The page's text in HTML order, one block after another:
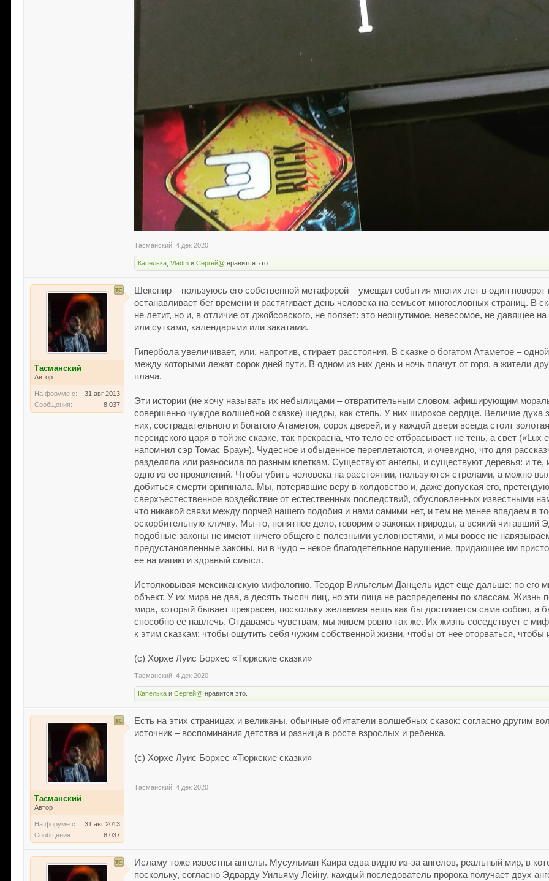
Тасманский 4 дек 2020
Капелька ,Vladm иСергей@ нравится это.
Тасманский
Автор
На форуме с:
31 авг 2013
Сообщения:
8.037
Шекспир – пользуюсь его собственной метафорой – умещал события многих лет в один
останавливает бег времени и растягивает день человека на семьсот многословных страниц. В
не летит, но и, в отличие от джойсовского, не ползет: это неощутимое, невесомое, не давящее
или сутками, календарями или закатами.
Гипербола увеличивает, или, напротив, стирает расстояния. В сказке о богатом Атаметое –
между которыми лежат сорок дней пути. В одном из них день и ночь плачут от горя, а жители
плача.
Эти истории (не хочу называть их небылицами – отвратительным словом, афиширующим
совершенно чуждое волшебной сказке) щедры, как степь. У них широкое сердце. Величие духа
них, сострадательного и богатого Атаметоя, сорок дверей, и у каждой двери всегда стоит
персидского царя в той же сказке, так прекрасна, что тело ее отбрасывает не тень, а свет
напомнил сэр Томас Браун). Чудесное и обыденное переплетаются, и очевидно, что для
разделяла или разносила по разным клеткам. Существуют ангелы, и существуют деревья: и те,
одно из ее проявлений. Чтобы убить человека на расстоянии, пользуются стрелами, а можно
добиться смерти оригинала. Мы, потерявшие веру в колдовство и, даже допуская его,
сверхъестественное воздействие от естественных последствий, обусловленных известными
что никакой связи между порчей нашего подобия и нами самими нет, и тем не менее впадаем в
оскорбительную кличку. Мы-то, понятное дело, говорим о законах природы, а всякий читавший
подобные законы не имеют ничего общего с полезными условностями, и мы вовсе не
предустановленные законы, ни в чудо – некое благодетельное нарушение, придающее им
ее на магию и здравый смысл.
Истолковывая мексиканскую мифологию, Теодор Вильгельм Данцель идет еще дальше: по его
объект. У их мира не два, а десять тысяч лиц, но эти лица не распределены по классам. Жизнь
мира, который бывает прекрасен, поскольку желаемая вещь как бы достигается сама собою, а
способно ее навлечь. Отдаваясь чувствам, мы живем ровно так же. Их жизнь соседствует с
к этим сказкам: чтобы ощутить себя чужим собственной жизни, чтобы от нее оторваться, чтобы
(с) Хорхе Луис Борхес «Тюркские сказки»
Тасманский 4 дек 2020
Капелька иСергей@ нравится это.
Тасманский
Автор
На форуме с:
31 авг 2013
Сообщения:
8.037
Есть на этих страницах и великаны, обычные обитатели волшебных сказок: согласно другим
источник – воспоминания детства и разница в росте взрослых и ребенка.
(с) Хорхе Луис Борхес «Тюркские сказки»
Тасманский 4 дек 2020
Исламу тоже известны ангелы. Мусульман Каира едва видно из-за ангелов, реальный мир, в
поскольку, согласно Эдварду Уильяму Лейну, каждый последователь пророка получает двух